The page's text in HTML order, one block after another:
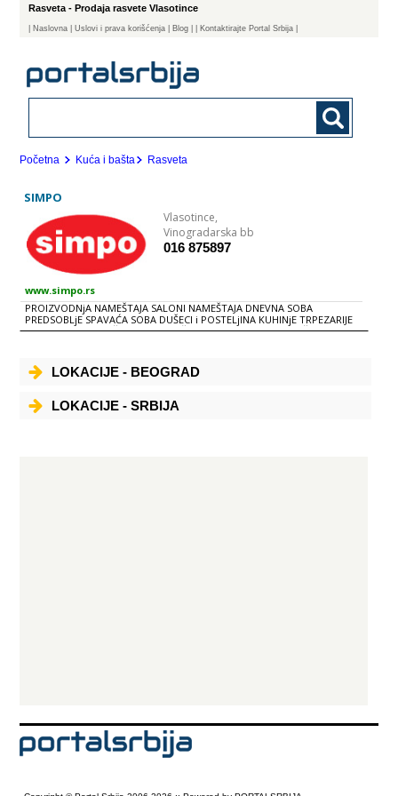
Rasveta - Prodaja rasvete Vlasotince
Naslovna | Uslovi i prava korišćenja Blog | Kontaktirajte Portal Srbija |
Početna Kuća i bašta Rasveta
SIMPO
Vlasotince,
Vinogradarska bb
016 875897
www.simpo.rs
PROIZVODNjA NAMEŠTAJA SALONI NAMEŠTAJA DNEVNA SOBA
PREDSOBLjE SPAVAĆA SOBA DUŠECI i POSTELjINA KUHINjE TRPEZARIJE
TEPISI RASVETA BAŠTENSKI NAMEŠTAJ KANCELARIJSKI NAMEŠTAJ
LOKACIJE - BEOGRAD
LOKACIJE - SRBIJA